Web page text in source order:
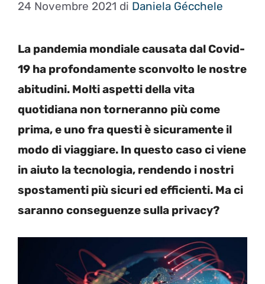
24 Novembre 2021 di Daniela Gécchele
La pandemia mondiale causata dal Covid-
19 ha profondamente sconvolto le nostre
abitudini. Molti aspetti della vita
quotidiana non torneranno più come
prima, e uno fra questi è sicuramente il
modo di viaggiare. In questo caso ci viene
in aiuto la tecnologia, rendendo i nostri
spostamenti più sicuri ed efficienti. Ma ci
saranno conseguenze sulla privacy?